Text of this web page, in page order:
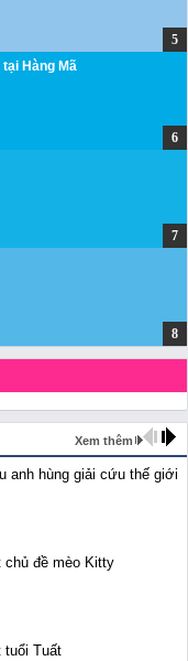
Hàng Mã
Xem thêm
anh hùng giải cứu thế giới
chủ đề mèo Kitty
tuổi Tuất